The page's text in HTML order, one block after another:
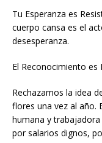
Tu Esperanza es
cuerpo cansa es el
desesperanza.
El Reconocimiento es
Rechazamos la idea
flores una vez al año.
humana y
por salarios dignos,